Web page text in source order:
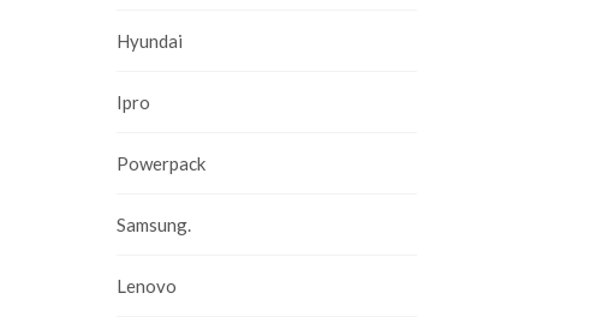
Hyundai
Ipro
Powerpack
Samsung.
Lenovo